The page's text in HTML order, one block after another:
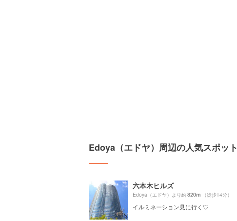
Edoya（エドヤ）周辺の人気スポット
六本木ヒルズ
Edoya（エドヤ）より約820m （徒歩14分）
イルミネーション見に行く♡